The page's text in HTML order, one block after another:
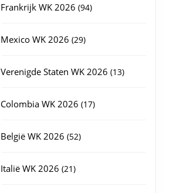
Frankrijk WK 2026 9494
Mexico WK 2026 2929
Verenigde Staten WK 2026 1313
Colombia WK 2026 1717
België WK 2026 5252
Italië WK 2026 2121